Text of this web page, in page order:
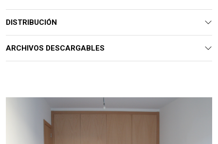
DISTRIBUCIÓN
ARCHIVOS DESCARGABLES